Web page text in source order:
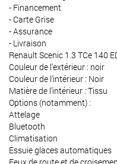
- Financement
- Carte Grise
- Assurance
- Livraison
Renault Scenic 1.3 TCe 140
Couleur de l'extérieur : noir
Couleur de l'intérieur : Noir
Matière de l'intérieur : Tissu
Options (notamment) :
Attelage
Bluetooth
Climatisation
Essuie glaces automatiques